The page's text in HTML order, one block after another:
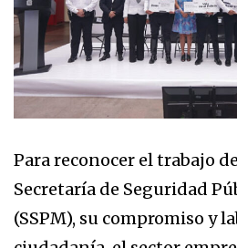
Para reconocer el trabajo
Secretaría de Seguridad
(SSPM), su compromiso y